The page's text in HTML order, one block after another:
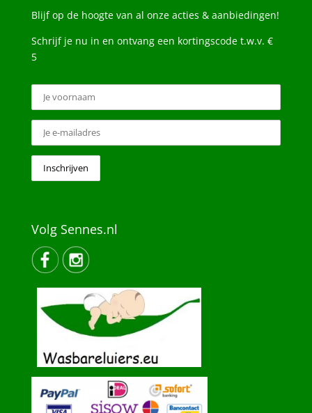
Blijf op de hoogte van al onze acties & aanbiedingen!
Schrijf je nu in en ontvang een kortingscode t.w.v. €
5
Volg Sennes.nl